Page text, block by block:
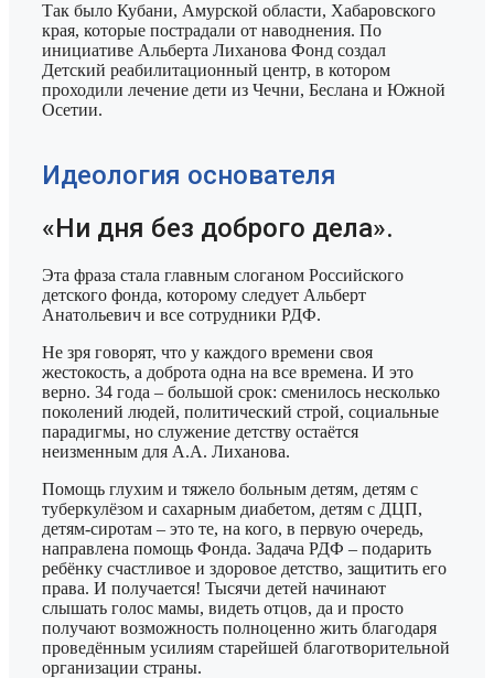
Так было Кубани, Амурской области, Хабаровского
края, которые пострадали от наводнения. По
инициативе Альберта Лиханова Фонд создал
Детский реабилитационный центр, в котором
проходили лечение дети из Чечни, Беслана и Южной
Осетии.
Идеология основателя
«Ни дня без доброго дела».
Эта фраза стала главным слоганом Российского
детского фонда, которому следует Альберт
Анатольевич и все сотрудники РДФ.
Не зря говорят, что у каждого времени своя
жестокость, а доброта одна на все времена. И это
верно. 34 года – большой срок: сменилось несколько
поколений людей, политический строй, социальные
парадигмы, но служение детству остаётся
неизменным для А.А. Лиханова.
Помощь глухим и тяжело больным детям, детям с
туберкулёзом и сахарным диабетом, детям с ДЦП,
детям-сиротам – это те, на кого, в первую очередь,
направлена помощь Фонда. Задача РДФ – подарить
ребёнку счастливое и здоровое детство, защитить его
права. И получается! Тысячи детей начинают
слышать голос мамы, видеть отцов, да и просто
получают возможность полноценно жить благодаря
проведённым усилиям старейшей благотворительной
организации страны.